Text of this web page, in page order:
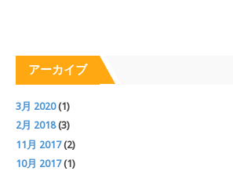
アーカイブ
3月 2020(1)
2月 2018(3)
11月 2017(2)
10月 2017(1)